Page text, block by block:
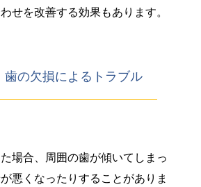
せを改善する効果もあります。
歯の欠損によるトラブル
場合、周囲の歯が傾いてしまっ
悪くなったりすることがありま